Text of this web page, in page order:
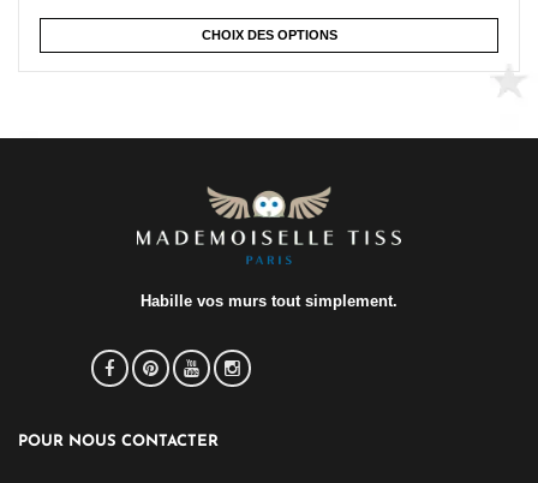
CHOIX DES OPTIONS
Habille vos murs tout simplement.
POUR NOUS CONTACTER